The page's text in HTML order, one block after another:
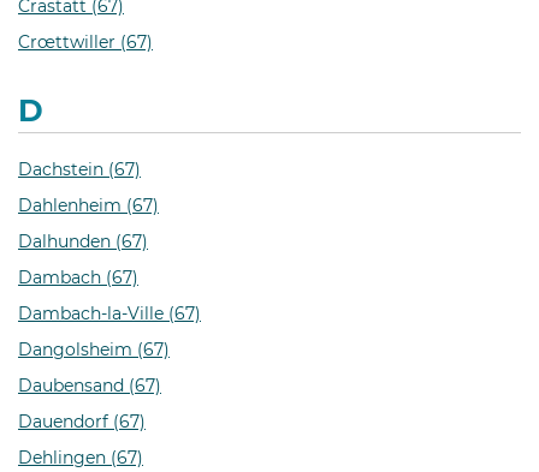
Crastatt (67)
Crœttwiller (67)
D
Dachstein (67)
Dahlenheim (67)
Dalhunden (67)
Dambach (67)
Dambach-la-Ville (67)
Dangolsheim (67)
Daubensand (67)
Dauendorf (67)
Dehlingen (67)